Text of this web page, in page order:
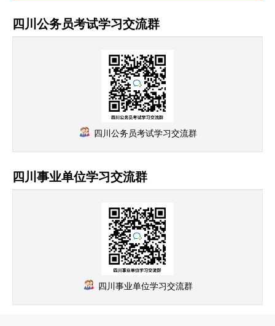
四川公务员考试学习交流群
四川公务员考试学习交流群
四川事业单位学习交流群
四川事业单位学习交流群